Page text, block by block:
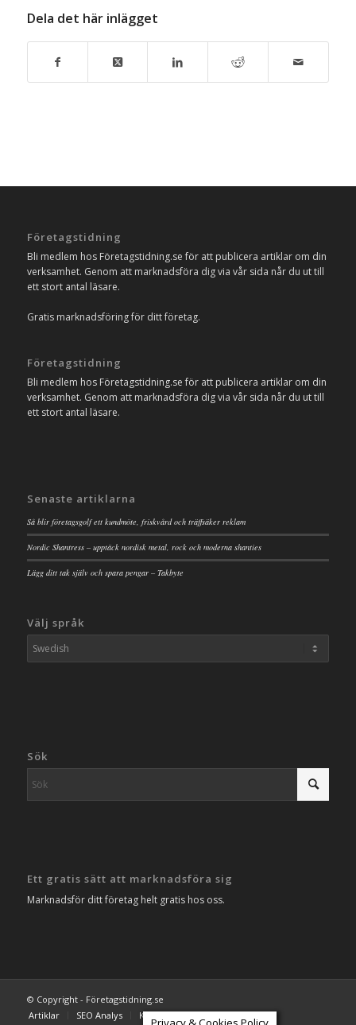
Dela det här inlägget
Företagstidning
Bli medlem hos Företagstidning.se för att publicera artiklar om din
verksamhet. Genom att marknadsföra dig via vår sida når du ut till
ett stort antal läsare.
Gratis marknadsföring för ditt företag.
Företagstidning
Bli medlem hos Företagstidning.se för att publicera artiklar om din
verksamhet. Genom att marknadsföra dig via vår sida når du ut till
ett stort antal läsare.
Senaste artiklarna
Så blir företagsgolf ett kundmöte, friskvård och träffsäker reklam
Nordic Shantress – upptäck nordisk metal, rock och moderna shanties
Lägg ditt tak själv och spara pengar – Takbyte
Välj språk
Sök
Ett gratis sätt att marknadsföra sig
Marknadsför ditt företag helt gratis hos oss.
© Copyright - Företagstidning.se
Artiklar
SEO Analys Kontakta oss